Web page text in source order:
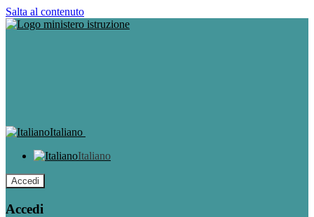
Salta al contenuto
Italiano
Italiano
Accedi
Accedi